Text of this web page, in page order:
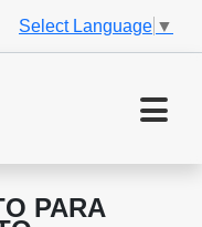
Select Language ▼
PARA